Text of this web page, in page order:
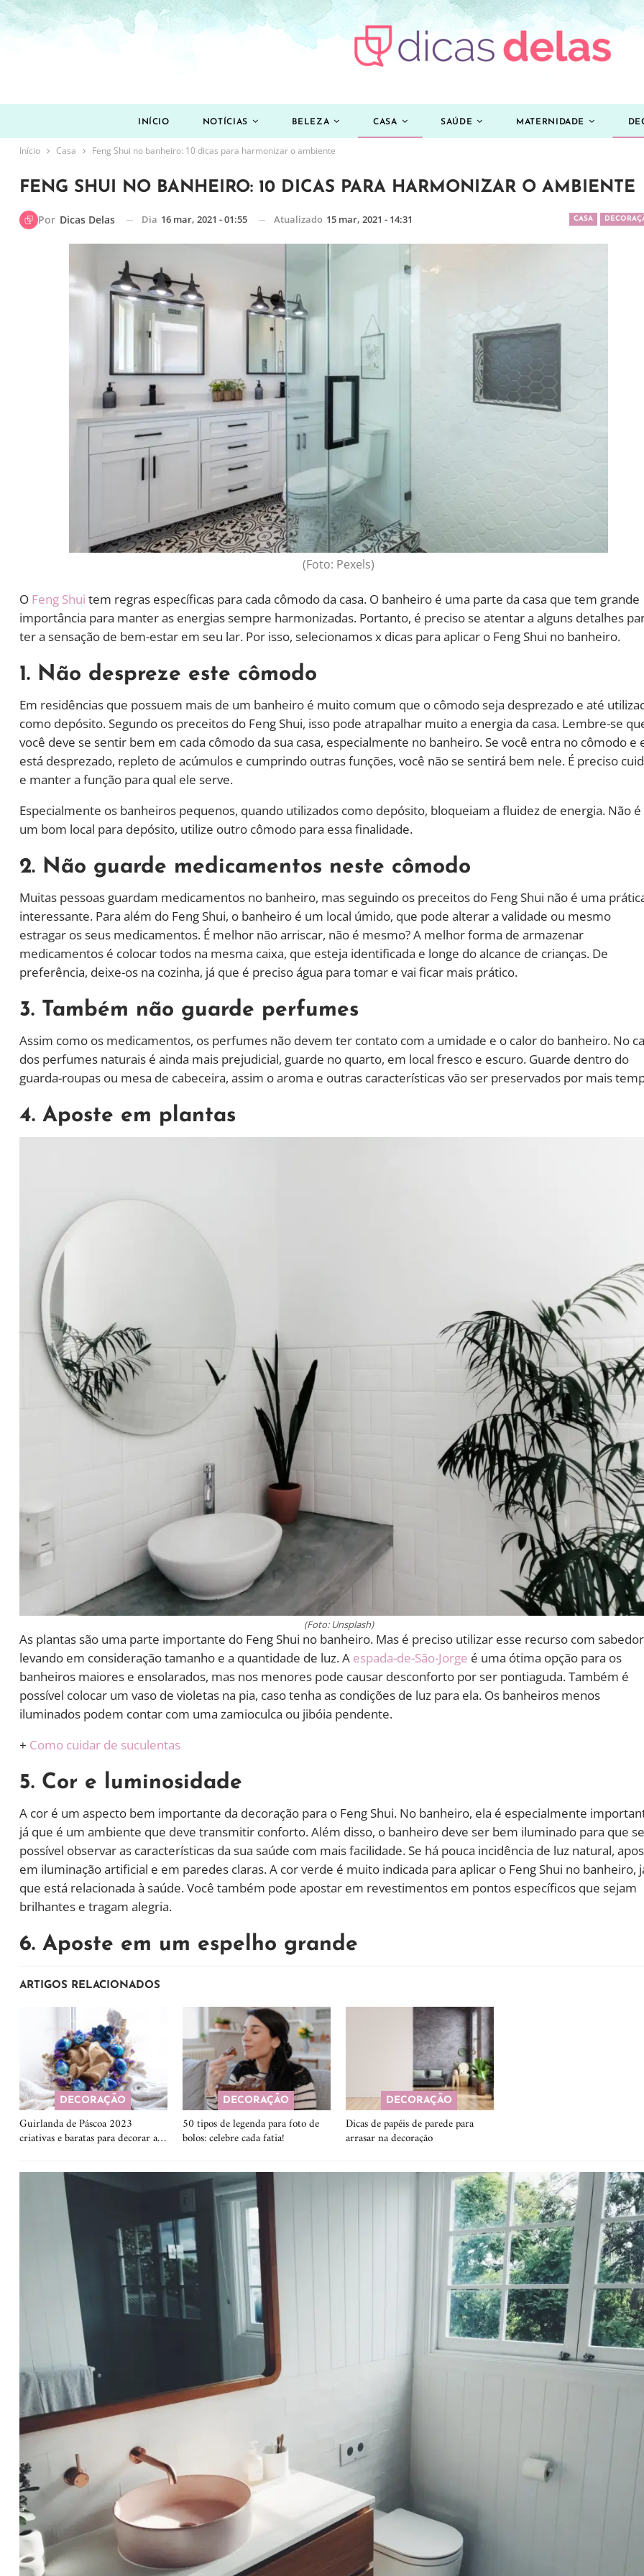
INÍCIO NOTÍCIAS BELEZA CASA SAÚDE MATERNIDADE
Início Casa Feng Shui no banheiro: 10 dicas para harmonizar o ambiente
FENG SHUI NO BANHEIRO: 10 DICAS PARA HARMONIZAR O AMBIENTE
CASA
Por Dicas Delas Dia 16 mar, 2021 - 01:55 Atualizado 15 mar, 2021 - 14:31
(Foto: Pexels)
O Feng Shui tem regras específicas para cada cômodo da casa. O banheiro é uma parte da casa que tem grande
importância para manter as energias sempre harmonizadas. Portanto, é preciso se atentar a alguns detalhes
ter a sensação de bem-estar em seu lar. Por isso, selecionamos x dicas para aplicar o Feng Shui no banheiro.
1. Não despreze este cômodo
Em residências que possuem mais de um banheiro é muito comum que o cômodo seja desprezado e até
como depósito. Segundo os preceitos do Feng Shui, isso pode atrapalhar muito a energia da casa. Lembre-se
você deve se sentir bem em cada cômodo da sua casa, especialmente no banheiro. Se você entra no cômodo e
está desprezado, repleto de acúmulos e cumprindo outras funções, você não se sentirá bem nele. É preciso
e manter a função para qual ele serve.
Especialmente os banheiros pequenos, quando utilizados como depósito, bloqueiam a fluidez de energia. Não é
um bom local para depósito, utilize outro cômodo para essa finalidade.
2. Não guarde medicamentos neste cômodo
Muitas pessoas guardam medicamentos no banheiro, mas seguindo os preceitos do Feng Shui não é uma
interessante. Para além do Feng Shui, o banheiro é um local úmido, que pode alterar a validade ou mesmo
estragar os seus medicamentos. É melhor não arriscar, não é mesmo? A melhor forma de armazenar
medicamentos é colocar todos na mesma caixa, que esteja identificada e longe do alcance de crianças. De
preferência, deixe-os na cozinha, já que é preciso água para tomar e vai ficar mais prático.
3. Também não guarde perfumes
Assim como os medicamentos, os perfumes não devem ter contato com a umidade e o calor do banheiro. No
dos perfumes naturais é ainda mais prejudicial, guarde no quarto, em local fresco e escuro. Guarde dentro do
guarda-roupas ou mesa de cabeceira, assim o aroma e outras características vão ser preservados por mais
4. Aposte em plantas
(Foto: Unsplash)
As plantas são uma parte importante do Feng Shui no banheiro. Mas é preciso utilizar esse recurso com
levando em consideração tamanho e a quantidade de luz. A espada-de-São-Jorge é uma ótima opção para os
banheiros maiores e ensolarados, mas nos menores pode causar desconforto por ser pontiaguda. Também é
possível colocar um vaso de violetas na pia, caso tenha as condições de luz para ela. Os banheiros menos
iluminados podem contar com uma zamioculca ou jibóia pendente.
+ Como cuidar de suculentas
5. Cor e luminosidade
A cor é um aspecto bem importante da decoração para o Feng Shui. No banheiro, ela é especialmente
já que é um ambiente que deve transmitir conforto. Além disso, o banheiro deve ser bem iluminado para que
possível observar as características da sua saúde com mais facilidade. Se há pouca incidência de luz natural,
em iluminação artificial e em paredes claras. A cor verde é muito indicada para aplicar o Feng Shui no banheiro,
que está relacionada à saúde. Você também pode apostar em revestimentos em pontos específicos que sejam
brilhantes e tragam alegria.
6. Aposte em um espelho grande
ARTIGOS RELACIONADOS
DECORAÇÃO
Guirlanda de Páscoa 2023
criativas e baratas para decorar a…
DECORAÇÃO
50 tipos de legenda para foto de
bolos: celebre cada fatia!
DECORAÇÃO
Dicas de papéis de parede para
arrasar na decoração